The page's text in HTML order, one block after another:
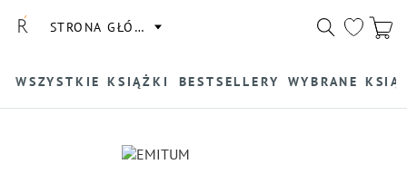
STRONA GŁÓWNA
WSZYSTKIE KSIĄŻKI BESTSELLERY WYBRANE